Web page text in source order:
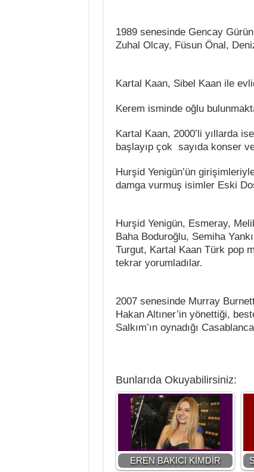
1989 senesinde Gencay
Zuhal Olcay, Füsun Önal,
Kartal Kaan, Sibel Kaan ile
Kerem isminde oğlu
Kartal Kaan, 2000’li yıllarda
başlayıp çok sayıda konser
Hurşid Yenigün’ün
damga vurmuş isimler Eski
Hurşid Yenigün, Esmeray,
Baha Boduroğlu, Semiha
Turgut, Kartal Kaan Türk pop
tekrar yorumladılar.
2007 senesinde Murray
Hakan Altıner’in yönettiği,
Salkım’ın oynadığı
Bunlarıda Okuyabilirsiniz:
EREN BAKICI KİMDİR